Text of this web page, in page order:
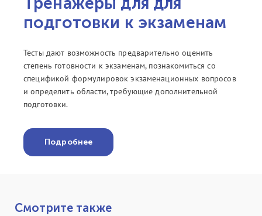
подготовки к экзаменам
Тесты дают возможность предварительно оценить
степень готовности к экзаменам, познакомиться со
спецификой формулировок экзаменационных вопросов
и определить области, требующие дополнительной
подготовки.
Подробнее
Смотрите также